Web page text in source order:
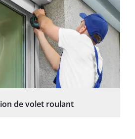
de volet roulant